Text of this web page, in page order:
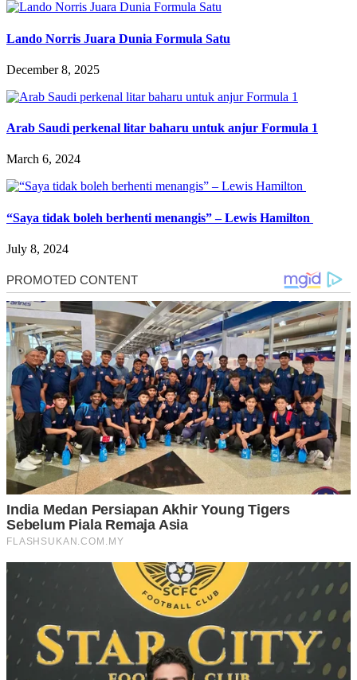
Lando Norris Juara Dunia Formula Satu
December 8, 2025
Arab Saudi perkenal litar baharu untuk anjur Formula 1
March 6, 2024
“Saya tidak boleh berhenti menangis” – Lewis Hamilton
July 8, 2024